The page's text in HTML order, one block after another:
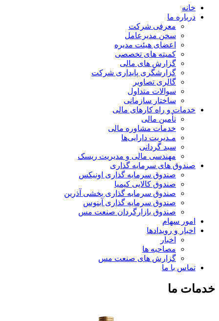
خانه
درباره ما
معرفی شرکت
سخن مدیرعامل
اعضای هیئت مدیره
کمیته های تخصصی
گزارش های مالی
گزارشگری پایداری شرکت
گالری تصاویر
سوالات متداول
ساختار سازمانی
خدمات و راه کارهای مالی
تأمین مالی
خدمات مشاوره مالی
مـدیریت دارایی‌ها
سبد گردانی
مهندسی مالی و مدیریت ریسک
صندوق های سرمایه گذاری
صندوق سرمایه گذاری اونیکس
صندوق کالایی کیمیا
صندوق سرمایه گذاری بخشی آذرین
صندوق سرمایه گذاری آبنوس
صندوق بازارگردان صنعت مس
امور سهام
اخبار و رویدادها
اخبار
مصاحبه ها
گزارش های صنعت مس
تماس با ما
خدمات ما